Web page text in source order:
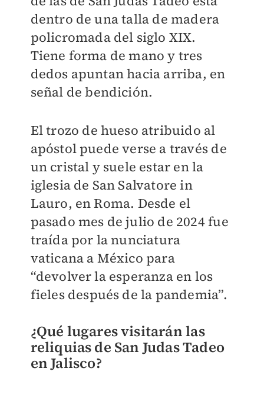
dentro de una talla de madera
policromada del siglo XIX.
Tiene forma de mano y tres
dedos apuntan hacia arriba, en
señal de bendición.
El trozo de hueso atribuido al
apóstol puede verse a través de
un cristal y suele estar en la
iglesia de San Salvatore in
Lauro, en Roma. Desde el
pasado mes de julio de 2024 fue
traída por la nunciatura
vaticana a México para
“devolver la esperanza en los
fieles después de la pandemia”.
¿Qué lugares visitarán las
reliquias de San Judas Tadeo
en Jalisco?